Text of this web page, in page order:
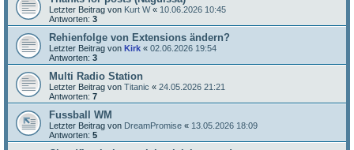
Letzter Beitrag von Kurt W« 10.06.2026 10:45
Antworten: 3
Rehienfolge von Extensions ändern?
Letzter Beitrag von Kirk « 02.06.2026 19:54
Antworten: 3
Multi Radio Station
Letzter Beitrag von Titanic « 24.05.2026 21:21
Antworten: 7
Fussball WM
Letzter Beitrag von DreamPromise « 13.05.2026 18:09
Antworten: 5